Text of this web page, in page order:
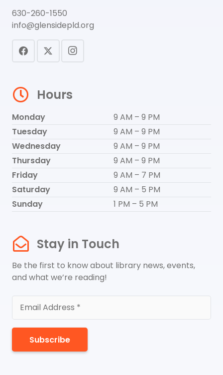
630-260-1550
info@glensidepld.org
Hours
Monday
9 AM – 9 PM
Tuesday
9 AM – 9 PM
Wednesday
9 AM – 9 PM
Thursday
9 AM – 9 PM
Friday
9 AM – 7 PM
Saturday
9 AM – 5 PM
Sunday
1 PM – 5 PM
Stay in Touch
Be the first to know about library news, events,
and what we’re reading!
Subscribe